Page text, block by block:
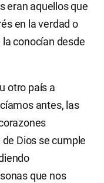
eran aquellos que
en la verdad o
conocían desde
otro país a
antes, las
Dios se cumple
que nos